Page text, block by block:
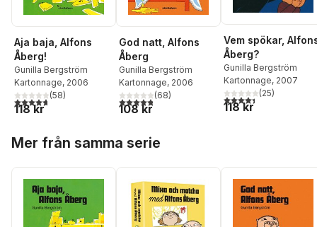
Aja baja, Alfons
Åberg!
Gunilla Bergström
Kartonnage, 2006
4,7utav 5 stjärnor. Totalt antal röster:
(58)
118 kr
God natt, Alfons
Åberg
Gunilla Bergström
Kartonnage, 2006
4,8utav 5 stjärnor. Totalt antal röster:
(68)
108 kr
Vem spökar,
Åberg?
Gunilla Bergström
Kartonnage, 2007
4,4utav 5 stjärnor.
(25)
118 kr
Mer från samma serie